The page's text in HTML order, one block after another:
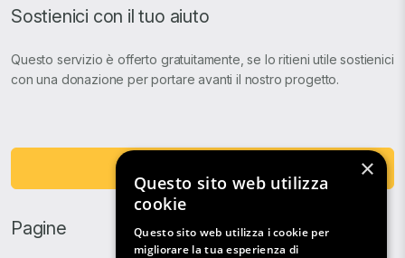
Sostienici con il tuo aiuto
Questo servizio è offerto gratuitamente, se lo ritieni utile sostienici
con una donazione per portare avanti il nostro progetto.
Pagine
×
Questo sito web utilizza
cookie
Questo sito web utilizza i cookie per
migliorare la tua esperienza di